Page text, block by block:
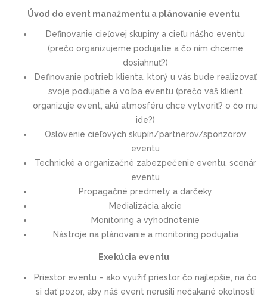
Úvod do event manažmentu a plánovanie eventu
Definovanie cieľovej skupiny a cieľu nášho eventu
(prečo organizujeme podujatie a čo ním chceme
dosiahnuť?)
Definovanie potrieb klienta, ktorý u vás bude realizovať
svoje podujatie a voľba eventu (prečo váš klient
organizuje event, akú atmosféru chce vytvoriť? o čo mu
ide?)
Oslovenie cieľových skupín/partnerov/sponzorov
eventu
Technické a organizačné zabezpečenie eventu, scenár
eventu
Propagačné predmety a darčeky
Medializácia akcie
Monitoring a vyhodnotenie
Nástroje na plánovanie a monitoring podujatia
Exekúcia eventu
Priestor eventu – ako využiť priestor čo najlepšie, na čo
si dať pozor, aby náš event nerušili nečakané okolnosti